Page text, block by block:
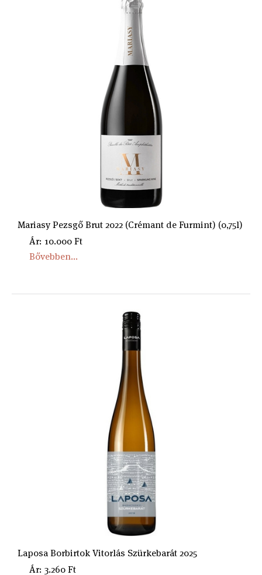
Mariasy Pezsgő Brut 2022 (Crémant de Furmint) (0,75l)
Ár: 10.000 Ft
Bővebben...
Laposa Borbirtok Vitorlás Szürkebarát 2025
Ár: 3.260 Ft